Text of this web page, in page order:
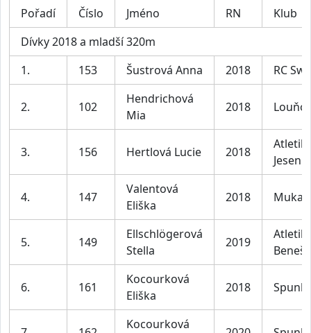
Pořadí Číslo Jméno RN
Klub
Dívky 2018 a mladší 320m
1.
153 Šustrová Anna 2018 RC
2. 102
Hendrichová
Mia
2018
3. 156 Hertlová Lucie 2018
4. 147
Valentová
Eliška
2018
5. 149
Ellschlögerová
Stella
2019
6. 161
Kocourková
Eliška
2018 Spunk
Kocourková